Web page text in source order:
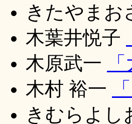
きたやまお
木葉井悦子
木原武一
木村 裕一
きむらよし